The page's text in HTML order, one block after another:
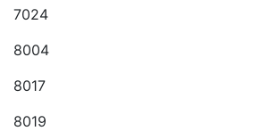
7024
8004
8017
8019